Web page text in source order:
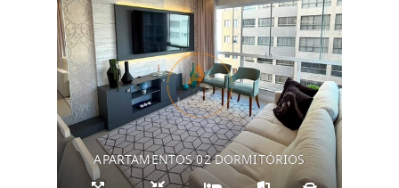
APARTAMENTOS 02 DORMITÓRIOS